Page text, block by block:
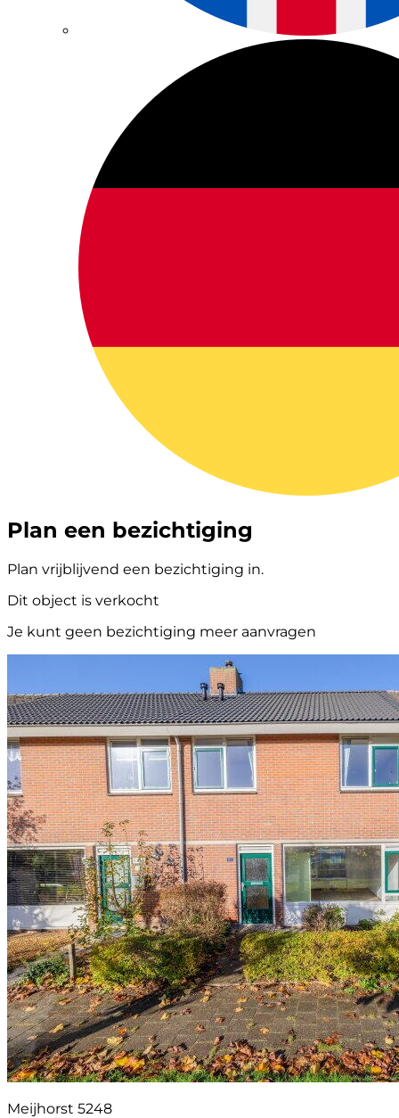
Plan een bezichtiging
Plan vrijblijvend een bezichtiging in.
Dit object is verkocht
Je kunt geen bezichtiging meer aanvragen
Meijhorst 5248